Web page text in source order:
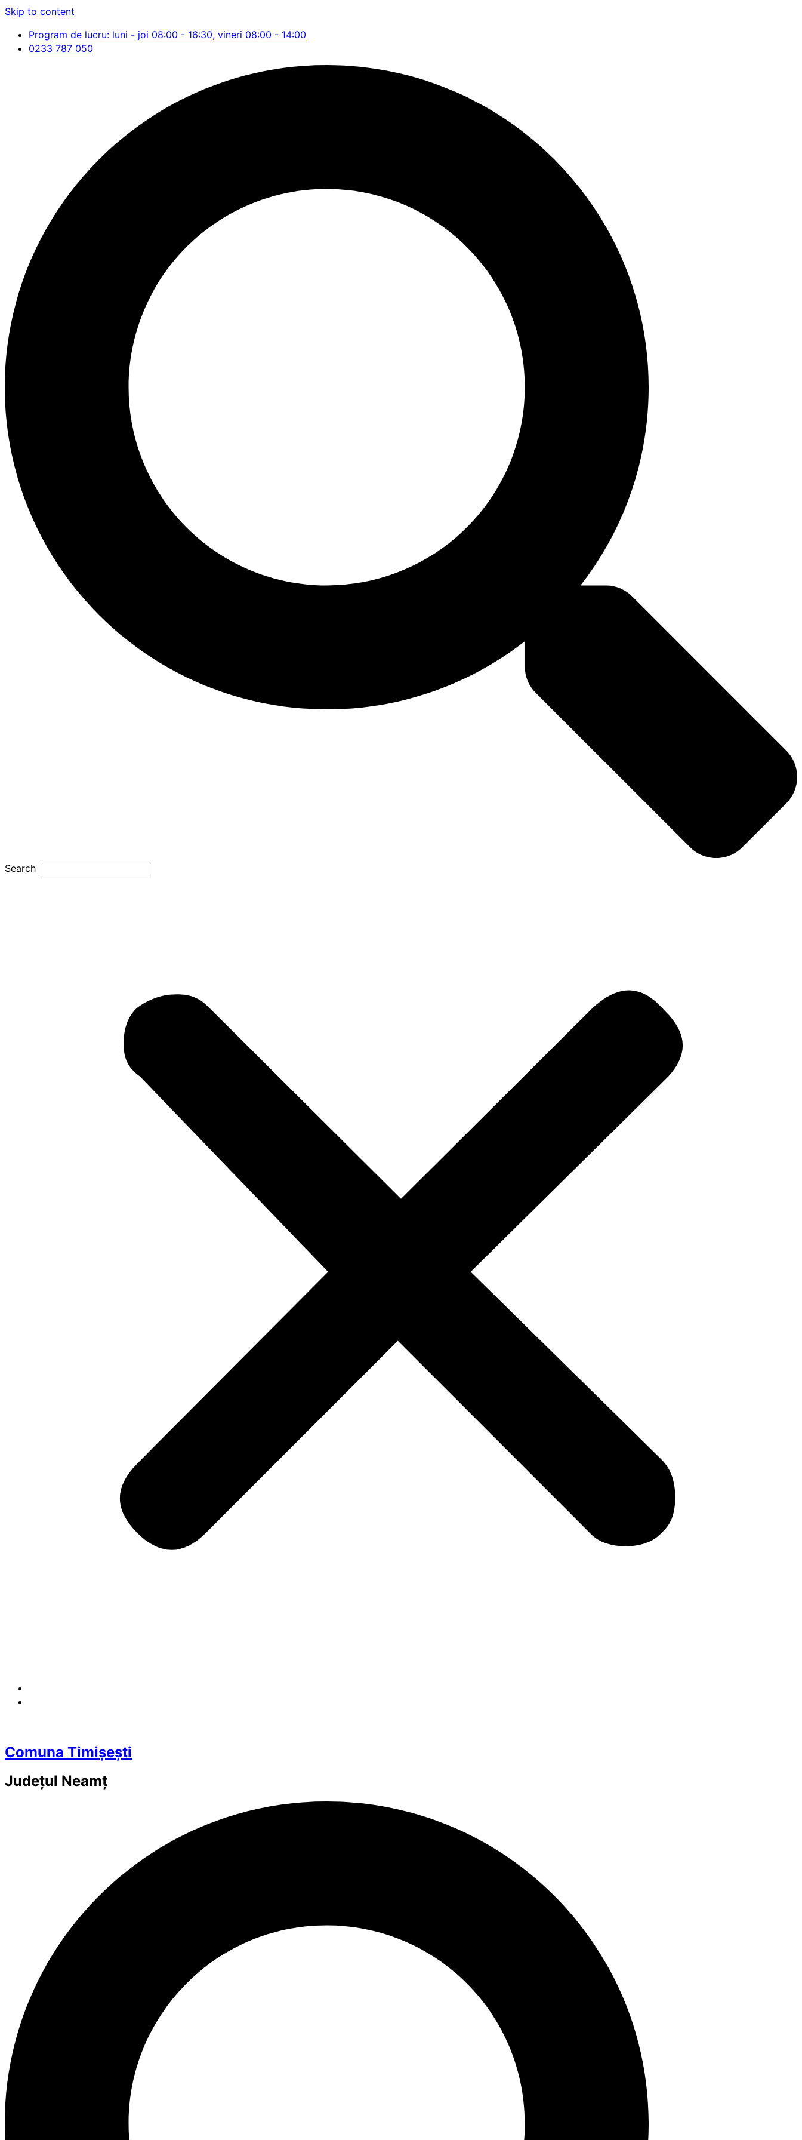
Skip to content
Program de lucru: luni - joi 08:00 - 16:30, vineri 08:00 - 14:00
0233 787 050
Search
Comuna Timișești
Județul Neamț